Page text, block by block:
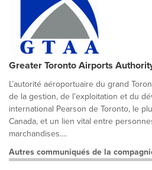
Greater Toronto Airports
L’autorité aéroportuaire du grand
de la gestion, de l’exploitation et du
international Pearson de Toronto, le
Canada, et un lien vital entre
marchandises....
Autres communiqués de la